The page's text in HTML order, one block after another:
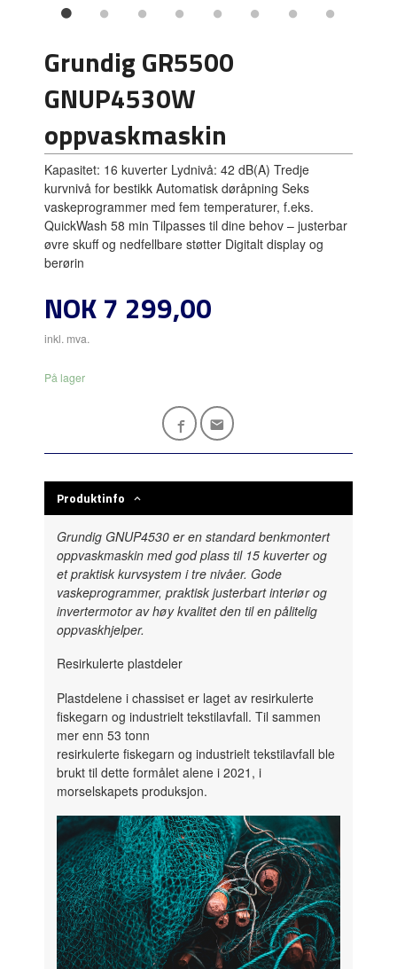
Grundig GR5500
GNUP4530W
oppvaskmaskin
Kapasitet: 16 kuverter Lydnivå: 42 dB(A) Tredje
kurvnivå for bestikk Automatisk døråpning Seks
vaskeprogrammer med fem temperaturer, f.eks.
QuickWash 58 min Tilpasses til dine behov – justerbar
øvre skuff og nedfellbare støtter Digitalt display og
berørin
Pris
NOK7 299,00
inkl. mva.
På lager
Produktinfo
Grundig GNUP4530 er en standard benkmontert
oppvaskmaskin med god plass til 15 kuverter og
et praktisk kurvsystem i tre nivåer. Gode
vaskeprogrammer, praktisk justerbart interiør og
invertermotor av høy kvalitet den til en pålitelig
oppvaskhjelper.
Resirkulerte plastdeler
Plastdelene i chassiset er laget av resirkulerte
fiskegarn og industrielt tekstilavfall. Til sammen
mer enn 53 tonn
resirkulerte fiskegarn og industrielt tekstilavfall ble
brukt til dette formålet alene i 2021, i
morselskapets produksjon.